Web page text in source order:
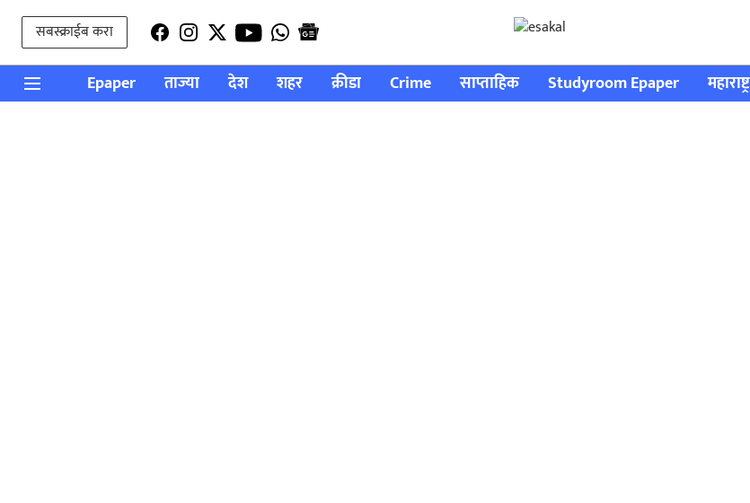
सबस्क्राईब करा
Epaper ताज्या देश शहर क्रीडा Crime साप्ताहिक Studyroom Epaper महाराष्ट्र